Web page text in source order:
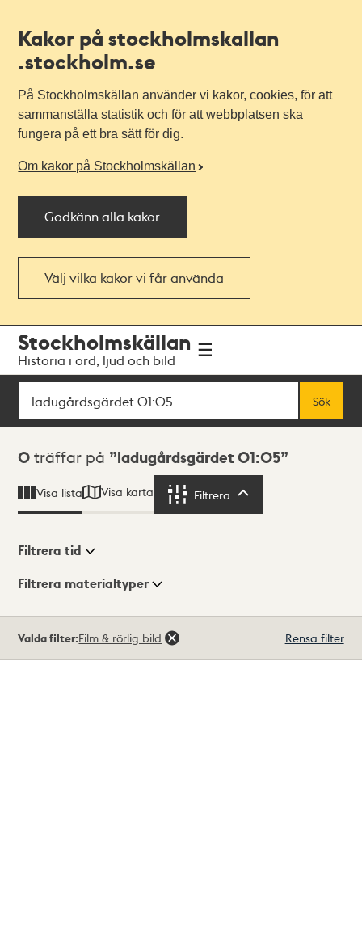
Kakor på stockholmskallan
.stockholm.se
På Stockholmskällan använder vi kakor, cookies, för att
sammanställa statistik och för att webbplatsen ska
fungera på ett bra sätt för dig.
Om kakor på Stockholmskällan
Godkänn alla kakor
Välj vilka kakor vi får använda
navigationen
huvudinnehållet
Stockholmskällan
Historia i ord, ljud och bild
Sök
Sök
Sökresultat
0 träffar på ladugårdsgärdet 01:05
Visa lista Visa karta Filtrera
Visningsläge
Filtrera tid
Filtrera materialtyper
träffar
Valda filter:Film & rörlig bild Rensa filter